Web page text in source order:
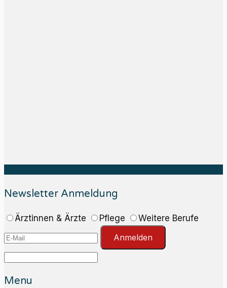
Newsletter Anmeldung
Ärztinnen & Ärzte Pflege
Weitere Berufe
Anmelden
Menu